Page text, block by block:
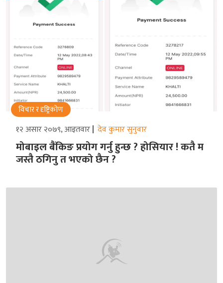
विचार र दृष्ट्रिकोण
१२ असार २०७९, आइतवार देव कुमार सुनुवार
मोबाइल बैंकिङ प्रयोग गर्नु हुन्छ ? होसियार ! कतै म
जस्तै ठगिनु त भएको छैन ?